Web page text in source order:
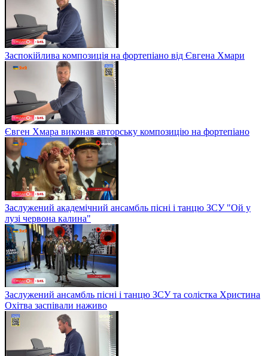
Заспокійлива композиція на фортепіано від Євгена Хмари
Євген Хмара виконав авторську композицію на фортепіано
Заслужений академічний ансамбль пісні і танцю ЗСУ "Ой у
лузі червона калина"
Заслужений ансамбль пісні і танцю ЗСУ та солістка Христина
Охітва заспівали наживо